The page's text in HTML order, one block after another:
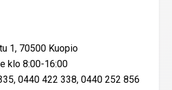
1, 70500 Kuopio
klo 8:00-16:00
0440 422 338, 0440 252 856